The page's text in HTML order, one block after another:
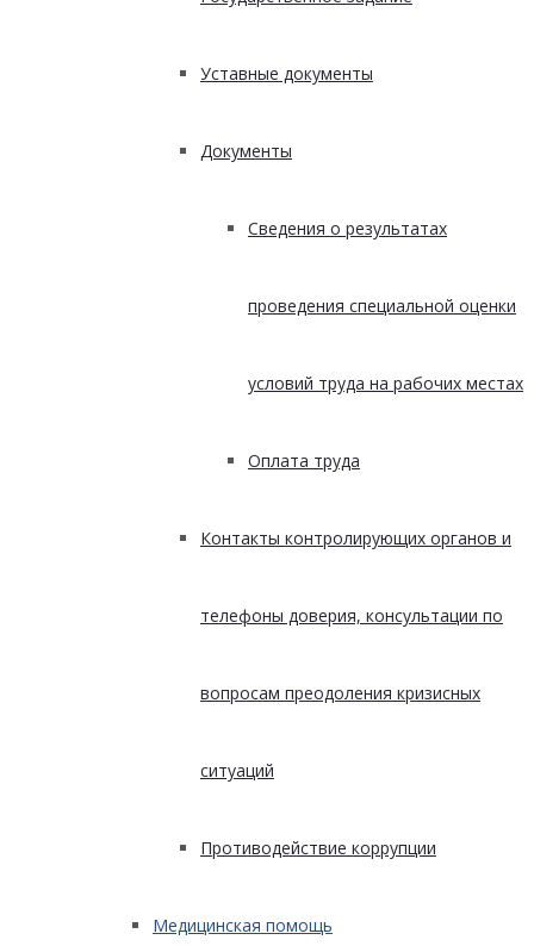
Уставные документы
Документы
Сведения о результатах
проведения специальной оценки
условий труда на рабочих местах
Оплата труда
Контакты контролирующих органов и
телефоны доверия, консультации по
вопросам преодоления кризисных
ситуаций
Противодействие коррупции
Медицинская помощь